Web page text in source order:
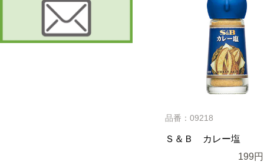
品番：09218
Ｓ＆Ｂ カレー塩
199円